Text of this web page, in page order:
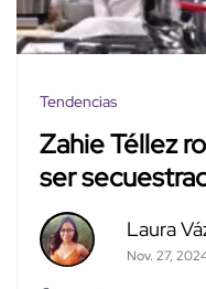
Tendencias
Zahie Téllez
ser
Laura
Nov. 27,